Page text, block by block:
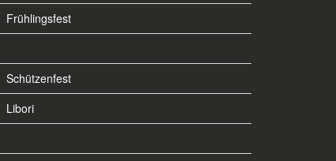
Frühlingsfest
Schützenfest
Libori